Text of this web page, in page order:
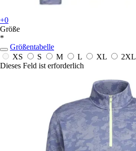
+0
Größe
*
Größentabelle
XS
S M L XL 2XL
Dieses Feld ist erforderlich